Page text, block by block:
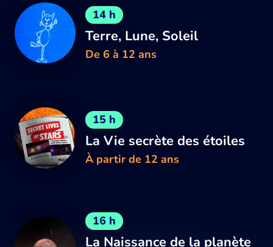
14 h
Terre, Lune, Soleil
De 6 à 12 ans
15 h
La Vie secrète des étoiles
À partir de 12 ans
16 h
La Naissance de la planète